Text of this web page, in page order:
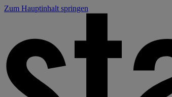
Zum Hauptinhalt springen